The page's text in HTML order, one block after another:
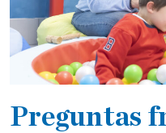
Preguntas